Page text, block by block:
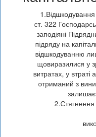
1.Відшкодування
ст. 322
заподіяні
підряду на
відшкодуванню
щовиразилися у
витратах, у
отриманий з